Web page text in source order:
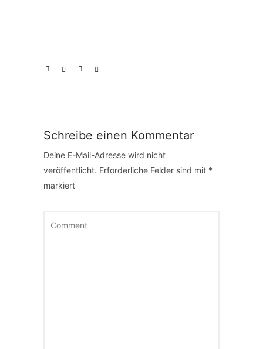
Schreibe einen Kommentar
Deine E-Mail-Adresse wird nicht
veröffentlicht. Erforderliche Felder sind mit *
markiert